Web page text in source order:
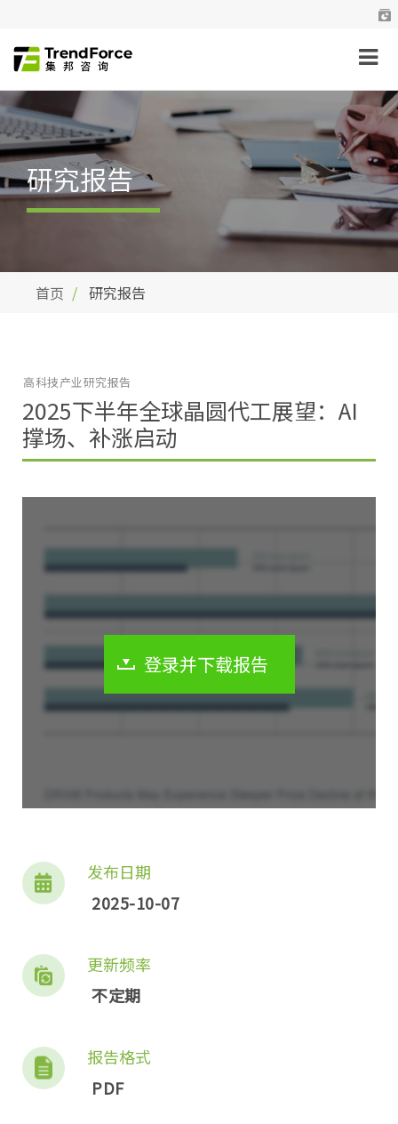
研究报告
首页 研究报告
2025下半年全球晶圆代工展望：AI
撑场、补涨启动
高科技产业研究报告
登录并下载报告
发布日期
2025-10-07
更新频率
不定期
报告格式
PDF